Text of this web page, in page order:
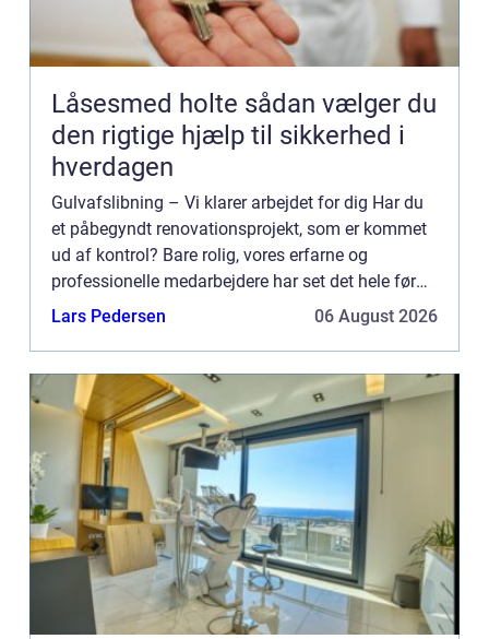
Låsesmed holte sådan vælger du
den rigtige hjælp til sikkerhed i
hverdagen
Gulvafslibning – Vi klarer arbejdet for dig Har du
et påbegyndt renovationsprojekt, som er kommet
ud af kontrol? Bare rolig, vores erfarne og
professionelle medarbejdere har set det hele før
og er klar til at hjælpe dig videre. Med mange års
Lars Pedersen 06 August 2026